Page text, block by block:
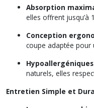
Absorption
elles offrent jusqu’à
Conception
coupe adaptée pour
Hypoallergéniques
naturels, elles
Entretien Simple et